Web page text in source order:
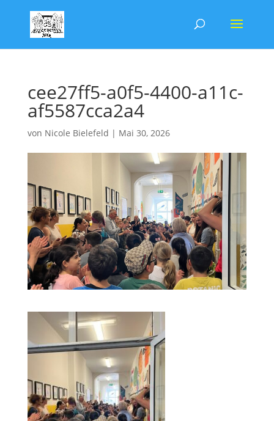
cee27ff5-a0f5-4400-a11c-
af5587cca2a4
von Nicole Bielefeld | Mai 30, 2026